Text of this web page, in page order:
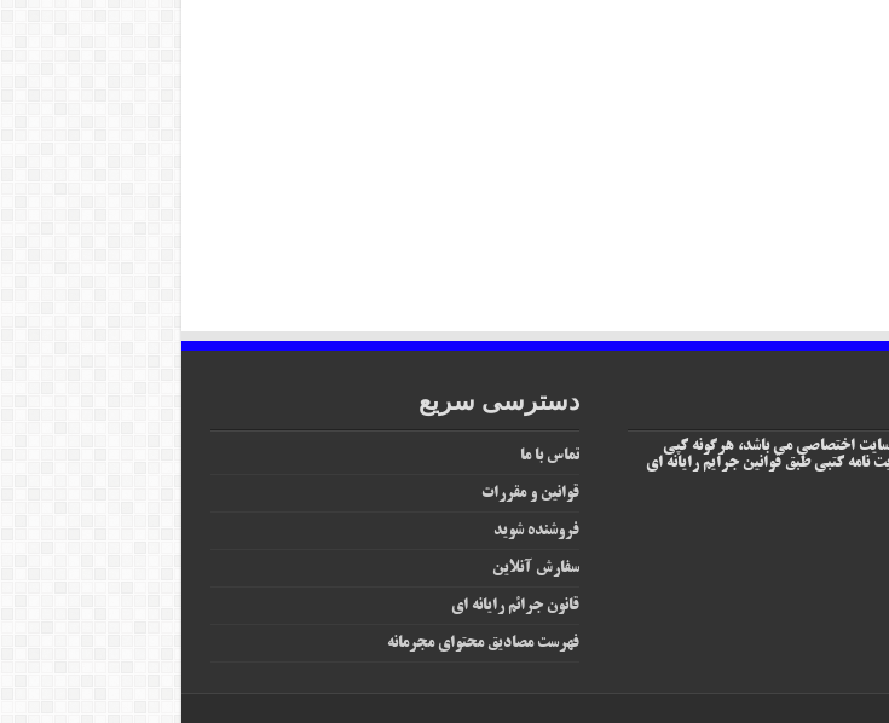
اختصاصی می باشد، هرگونه کپی
نامه کتبی طبق قوانین جرایم رایانه ای
دسترسی سریع
تماس با ما
قوانین و مقررات
فروشنده شوید
سفارش آنلاین
قانون جرائم رایانه‌ ای
فهرست مصادیق محتوای مجرمانه